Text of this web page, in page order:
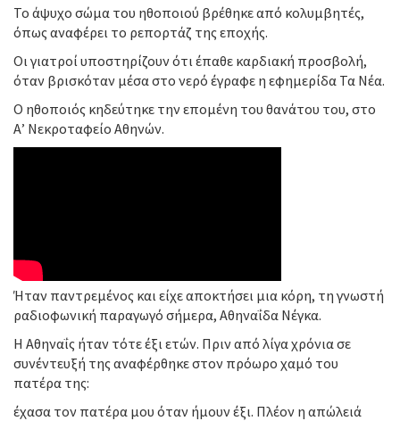
Το άψυχο σώμα του ηθοποιού βρέθηκε από κολυμβητές,
όπως αναφέρει το ρεπορτάζ της εποχής.
Οι γιατροί υποστηρίζουν ότι έπαθε καρδιακή προσβολή,
όταν βρισκόταν μέσα στο νερό έγραφε η εφημερίδα Τα Νέα.
Ο ηθοποιός κηδεύτηκε την επομένη του θανάτου του, στο
Α’ Νεκροταφείο Αθηνών.
Ήταν παντρεμένος και είχε αποκτήσει μια κόρη, τη γνωστή
ραδιοφωνική παραγωγό σήμερα, Αθηναΐδα Νέγκα.
Η Αθηναΐς ήταν τότε έξι ετών. Πριν από λίγα χρόνια σε
συνέντευξή της αναφέρθηκε στον πρόωρο χαμό του
πατέρα της:
έχασα τον πατέρα μου όταν ήμουν έξι. Πλέον η απώλειά